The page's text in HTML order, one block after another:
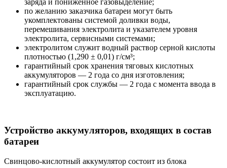
заряда и пониженное газовыделение;
по желанию заказчика батареи могут быть
укомплектованы системой доливки воды,
перемешивания электролита и указателем уровня
электролита, сервисными системами;
электролитом служит водный раствор серной кислоты
плотностью (1,290 ± 0,01) г/см³;
гарантийный срок хранения тяговых кислотных
аккумуляторов — 2 года со дня изготовления;
гарантийный срок службы — 2 года с момента ввода в
эксплуатацию.
Устройство аккумуляторов, входящих в состав
батареи
Свинцово-кислотный аккумулятор состоит из блока